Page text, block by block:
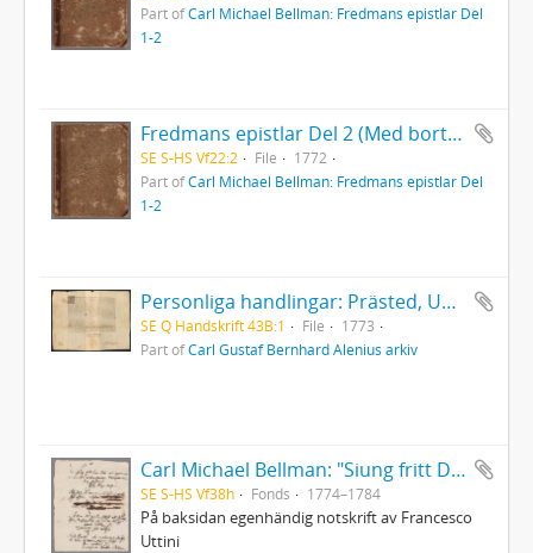
Part ofCarl Michael Bellman: Fredmans epistlar Del
1-2
Fredmans epistlar Del 2 (Med bortriven dedikation)
SE S-HS Vf22:2 File
1772
Part ofCarl Michael Bellman: Fredmans epistlar Del
1-2
Personliga handlingar: Prästed, Uppsala 1773
SE Q Handskrift 43B:1 File
1773
Part ofCarl Gustaf Bernhard Alenius arkiv
Carl Michael Bellman: "Siung fritt Dens Skål wid cyperwin ... "
SE S-HS Vf38h Fonds 1774–1784
På baksidan egenhändig notskrift av Francesco
Uttini